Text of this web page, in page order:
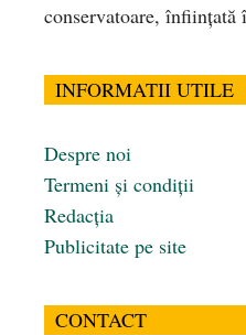
conservatoare, înfiinţată
INFORMATII UTILE
Despre noi
Termeni și condiții
Redacția
Publicitate pe site
CONTACT